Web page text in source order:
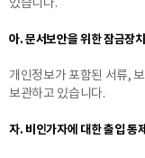
있습니다.
아. 문서보안을 위한 잠금장
개인정보가 포함된 서류,
보관하고 있습니다.
자. 비인가자에 대한 출입 통제